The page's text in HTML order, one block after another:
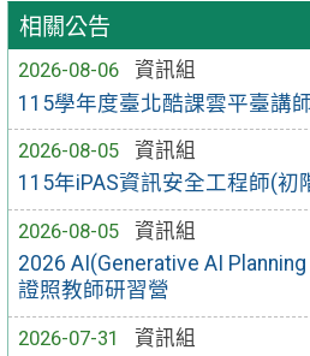
相關公告
2026-08-06
資訊組
115學年度臺北酷課雲平臺講
2026-08-05
資訊組
115年iPAS資訊安全工程師(初
2026-08-05
資訊組
2026 AI(Generative AI
證照教師研習營
2026-07-31
資訊組